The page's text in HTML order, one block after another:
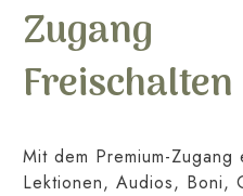
Zugang
Freischalten
Mit dem Premium-
Lektionen, Audios, Boni,